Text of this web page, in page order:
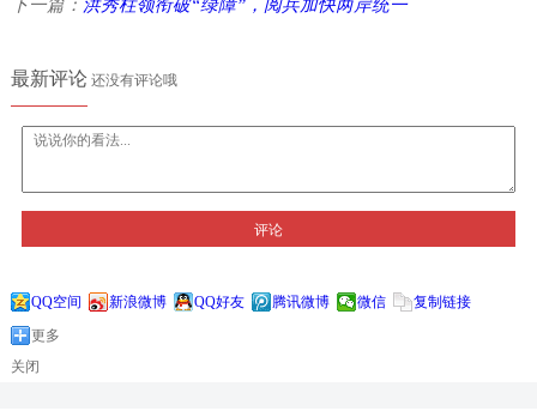
下一篇： 洪秀柱领衔破“绿障”，阅兵加快两岸统一
最新评论还没有评论哦
评论
QQ空间 新浪微博 QQ好友 腾讯微博 微信
复制链接
更多
关闭